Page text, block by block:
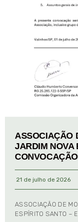
ASSOCIAÇÃO
JARDIM NOVA
CONVOCAÇÃO
21 de julho de 2026
ASSOCIAÇÃO DE
ESPÍRITO SANTO –